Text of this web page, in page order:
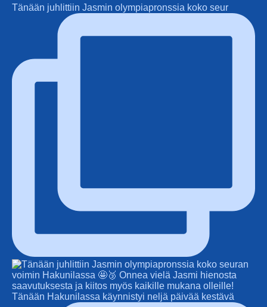
Tänään juhlittiin Jasmin olympiapronssia koko seur
Tänään Hakunilassa käynnistyi neljä päivää kestävä